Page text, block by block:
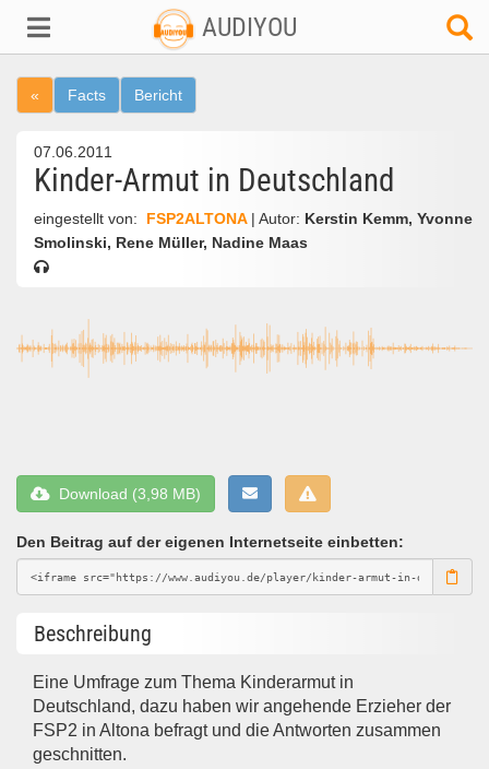
AUDIYOU
« Facts Bericht
07.06.2011
Kinder-Armut in Deutschland
eingestellt von: FSP2ALTONA | Autor: Kerstin Kemm, Yvonne
Smolinski, Rene Müller, Nadine Maas
Download (3,98 MB)
Den Beitrag auf der eigenen Internetseite einbetten:
Beschreibung
Eine Umfrage zum Thema Kinderarmut in
Deutschland, dazu haben wir angehende Erzieher der
FSP2 in Altona befragt und die Antworten zusammen
geschnitten.